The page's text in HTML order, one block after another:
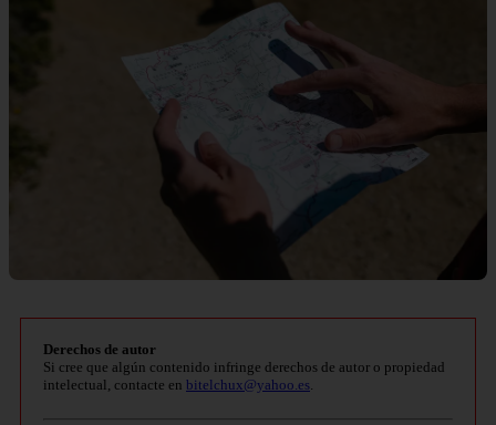
Derechos de autor
Si cree que algún contenido infringe derechos de autor o propiedad
intelectual, contacte en bitelchux@yahoo.es